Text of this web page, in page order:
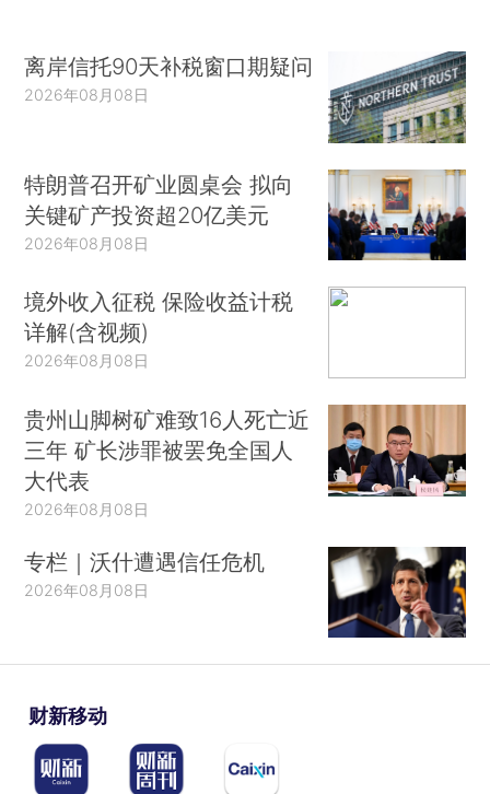
离岸信托90天补税窗口期疑问
2026年08月08日
特朗普召开矿业圆桌会 拟向
关键矿产投资超20亿美元
2026年08月08日
境外收入征税 保险收益计税
详解(含视频)
2026年08月08日
贵州山脚树矿难致16人死亡近
三年 矿长涉罪被罢免全国人
大代表
2026年08月08日
专栏｜沃什遭遇信任危机
2026年08月08日
财新移动